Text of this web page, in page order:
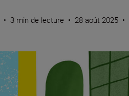
• 3 min de lecture • 28 août 2025 •